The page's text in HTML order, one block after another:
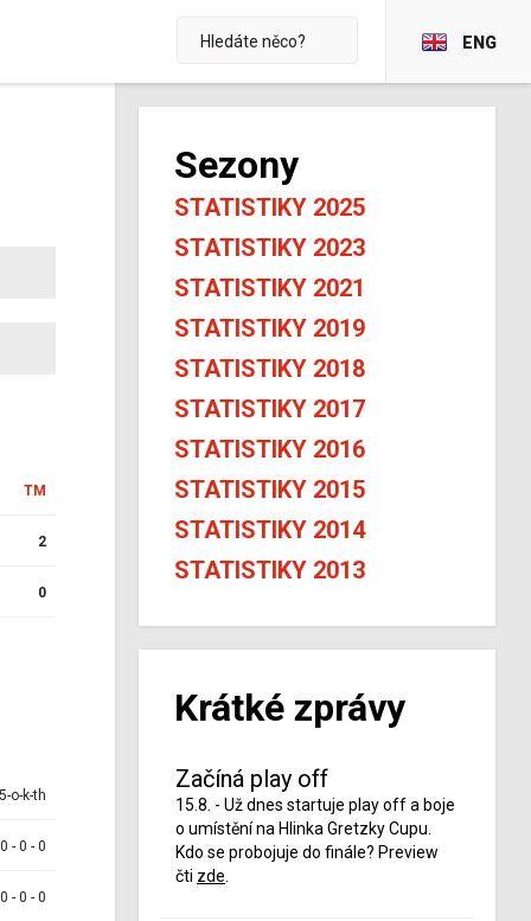
ENG
TM
2
0
o-k-th
- 0 - 0
- 0 - 0
Sezony
STATISTIKY 2025
STATISTIKY 2023
STATISTIKY 2021
STATISTIKY 2019
STATISTIKY 2018
STATISTIKY 2017
STATISTIKY 2016
STATISTIKY 2015
STATISTIKY 2014
STATISTIKY 2013
Krátké zprávy
Začíná play off
15.8. - Už dnes startuje play off a boje
o umístění na Hlinka Gretzky Cupu.
Kdo se probojuje do finále? Preview
čti zde